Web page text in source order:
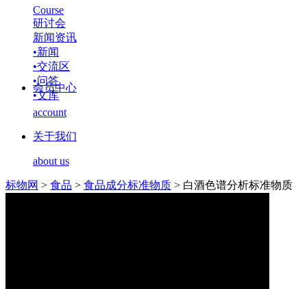
Course
研讨会
新闻资讯
•新闻
•交流区
•问答
•文库
会员中心
account
关于我们
about us
标物网 > 食品 > 食品成分标准物质 > 白酒色谱分析标准物质